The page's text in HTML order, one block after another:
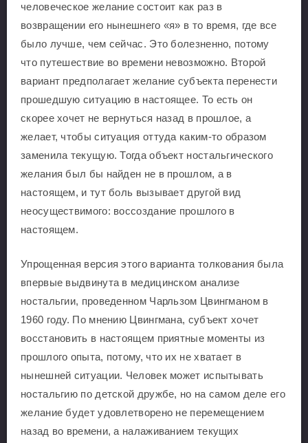
человеческое желание состоит как раз в
возвращении его нынешнего «я» в то время, где все
было лучше, чем сейчас. Это болезненно, потому
что путешествие во времени невозможно. Второй
вариант предполагает желание субъекта перенести
прошедшую ситуацию в настоящее. То есть он
скорее хочет не вернуться назад в прошлое, а
желает, чтобы ситуация оттуда каким-то образом
заменила текущую. Тогда объект ностальгического
желания был бы найден не в прошлом, а в
настоящем, и тут боль вызывает другой вид
неосуществимого: воссоздание прошлого в
настоящем.
Упрощенная версия этого варианта толкования была
впервые выдвинута в медицинском анализе
ностальгии, проведенном Чарльзом Цвингманом в
1960 году. По мнению Цвингмана, субъект хочет
восстановить в настоящем приятные моменты из
прошлого опыта, потому, что их не хватает в
нынешней ситуации. Человек может испытывать
ностальгию по детской дружбе, но на самом деле его
желание будет удовлетворено не перемещением
назад во времени, а налаживанием текущих